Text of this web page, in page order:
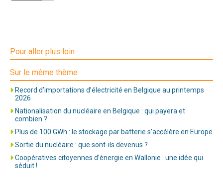
Pour aller plus loin
Sur le même thème
Record d’importations d’électricité en Belgique au printemps
2026
Nationalisation du nucléaire en Belgique : qui payera et
combien ?
Plus de 100 GWh : le stockage par batterie s’accélère en Europe
Sortie du nucléaire : que sont-ils devenus ?
Coopératives citoyennes d’énergie en Wallonie : une idée qui
séduit !